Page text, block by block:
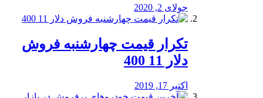
جولای 2, 2020
تکرار قیمت چهارشنبه فروش
دلار 11 400
اکتبر 17, 2019